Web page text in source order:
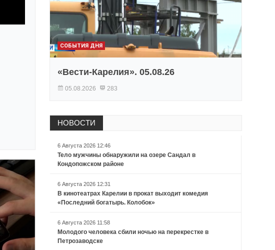
СОБЫТИЯ ДНЯ
«Вести-Карелия». 05.08.26
05.08.2026 283
НОВОСТИ
6 Августа 2026 12:46
Тело мужчины обнаружили на озере Сандал в
Кондопожском районе
6 Августа 2026 12:31
В кинотеатрах Карелии в прокат выходит комедия
«Последний богатырь. Колобок»
6 Августа 2026 11:58
Молодого человека сбили ночью на перекрестке в
Петрозаводске